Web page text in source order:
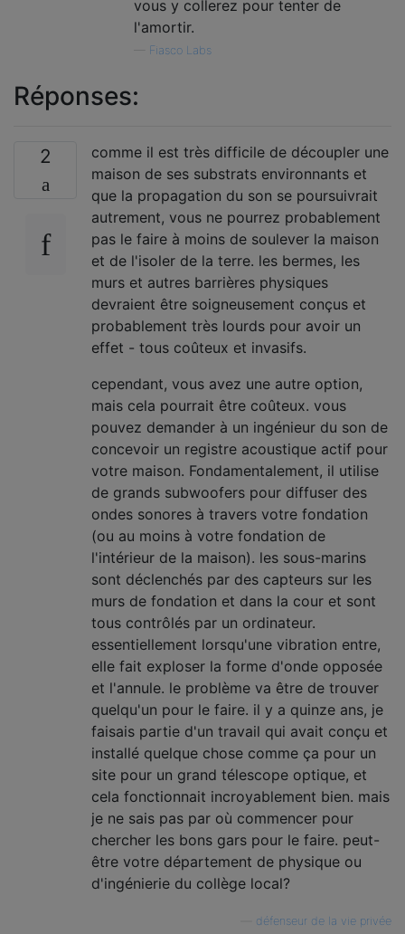
vous y collerez pour tenter de
l'amortir.
Fiasco Labs
Réponses:
2
comme il est très difficile de découpler une
maison de ses substrats environnants et
que la propagation du son se poursuivrait
autrement, vous ne pourrez probablement
pas le faire à moins de soulever la maison
et de l'isoler de la terre. les bermes, les
murs et autres barrières physiques
devraient être soigneusement conçus et
probablement très lourds pour avoir un
effet - tous coûteux et invasifs.
cependant, vous avez une autre option,
mais cela pourrait être coûteux. vous
pouvez demander à un ingénieur du son de
concevoir un registre acoustique actif pour
votre maison. Fondamentalement, il utilise
de grands subwoofers pour diffuser des
ondes sonores à travers votre fondation
(ou au moins à votre fondation de
l'intérieur de la maison). les sous-marins
sont déclenchés par des capteurs sur les
murs de fondation et dans la cour et sont
tous contrôlés par un ordinateur.
essentiellement lorsqu'une vibration entre,
elle fait exploser la forme d'onde opposée
et l'annule. le problème va être de trouver
quelqu'un pour le faire. il y a quinze ans, je
faisais partie d'un travail qui avait conçu et
installé quelque chose comme ça pour un
site pour un grand télescope optique, et
cela fonctionnait incroyablement bien. mais
je ne sais pas par où commencer pour
chercher les bons gars pour le faire. peut-
être votre département de physique ou
d'ingénierie du collège local?
défenseur de la vie privée